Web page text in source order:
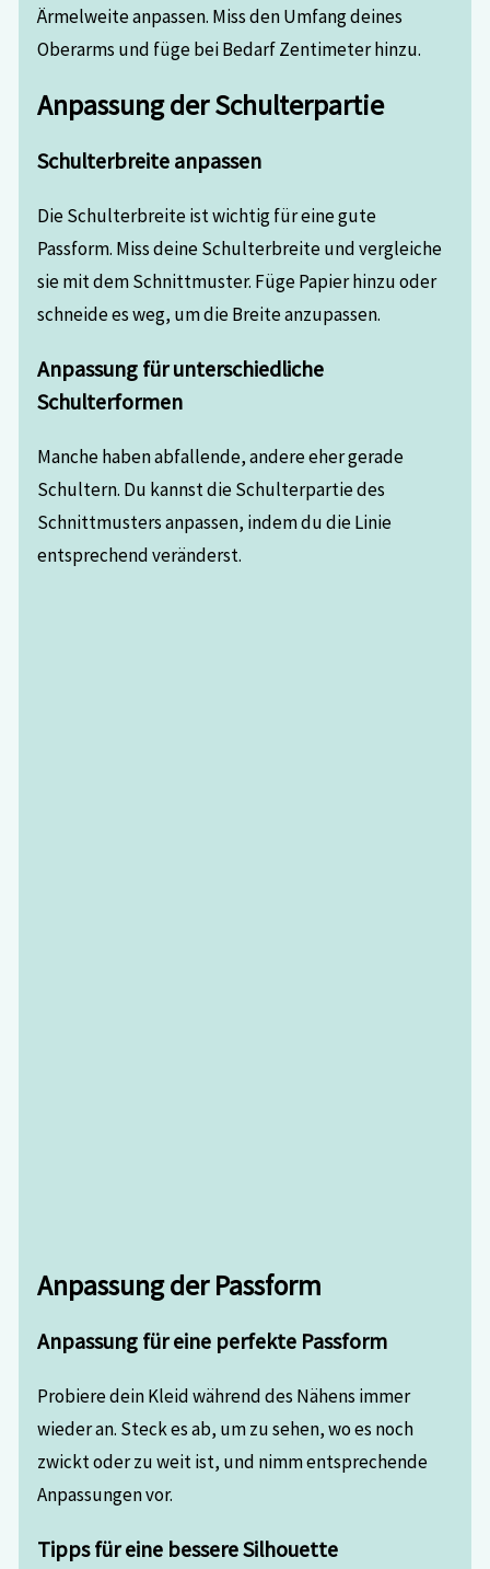
Ärmelweite anpassen. Miss den Umfang deines
Oberarms und füge bei Bedarf Zentimeter hinzu.
Anpassung der Schulterpartie
Schulterbreite anpassen
Die Schulterbreite ist wichtig für eine gute
Passform. Miss deine Schulterbreite und vergleiche
sie mit dem Schnittmuster. Füge Papier hinzu oder
schneide es weg, um die Breite anzupassen.
Anpassung für unterschiedliche
Schulterformen
Manche haben abfallende, andere eher gerade
Schultern. Du kannst die Schulterpartie des
Schnittmusters anpassen, indem du die Linie
entsprechend veränderst.
Anpassung der Passform
Anpassung für eine perfekte Passform
Probiere dein Kleid während des Nähens immer
wieder an. Steck es ab, um zu sehen, wo es noch
zwickt oder zu weit ist, und nimm entsprechende
Anpassungen vor.
Tipps für eine bessere Silhouette